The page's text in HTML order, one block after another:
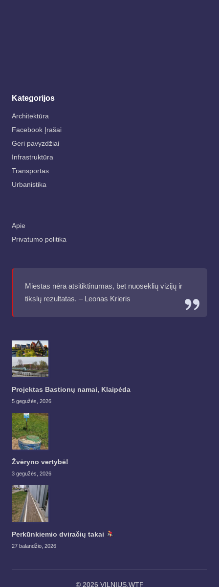
Kategorijos
Architektūra
Facebook Įrašai
Geri pavyzdžiai
Infrastruktūra
Transportas
Urbanistika
Apie
Privatumo politika
Miestas nėra atsitiktinumas, bet nuoseklių vizijų ir
tikslų rezultatas. – Leonas Krieris
Projektas Bastionų namai, Klaipėda
5 gegužės, 2026
Žvėryno vertybė!
3 gegužės, 2026
Perkūnkiemio dviračių takai
27 balandžio, 2026
© 2026 VILNIUS.WTF